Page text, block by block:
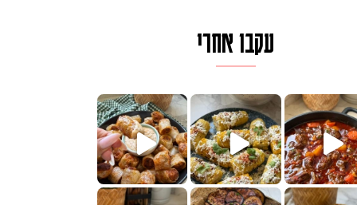
עקבו אחרי
מעודנת מ
ממכרים שמכינים בכמה דקות עב
בשבילכם? בפ
חשבתי מה לחדש לכם ונראה